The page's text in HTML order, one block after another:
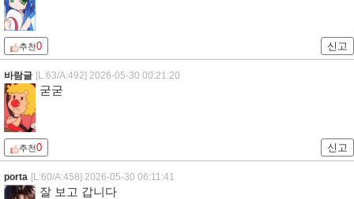
추천0 신고
바람글 [L:63/A:492] 2026-05-30 00:21:20
굳굳
추천0 신고
porta [L:60/A:458] 2026-05-30 06:11:41
잘 보고 갑니다